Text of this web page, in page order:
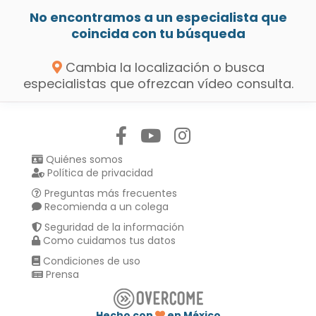
No encontramos a un especialista que
coincida con tu búsqueda
Cambia la localización o busca
especialistas que ofrezcan vídeo consulta.
Quiénes somos
Política de privacidad
Preguntas más frecuentes
Recomienda a un colega
Seguridad de la información
Como cuidamos tus datos
Condiciones de uso
Prensa